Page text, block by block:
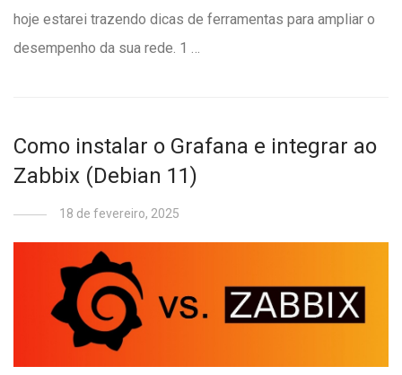
hoje estarei trazendo dicas de ferramentas para ampliar o
desempenho da sua rede. 1 …
Como instalar o Grafana e integrar ao
Zabbix (Debian 11)
18 de fevereiro, 2025